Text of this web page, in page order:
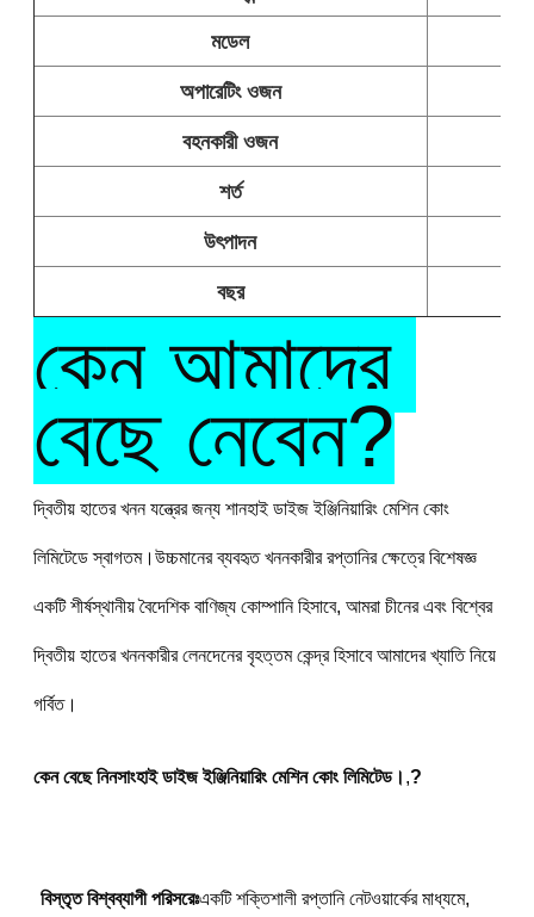
মডেল
অপারেটিং ওজন
বহনকারী ওজন
শর্ত
উৎপাদন
বছর
কেন আমাদের
বেছে নেবেন?
দ্বিতীয় হাতের খনন যন্ত্রের জন্য শানহাই ডাইজ ইঞ্জিনিয়ারিং মেশিন কোং
লিমিটেডে স্বাগতম।উচ্চমানের ব্যবহৃত খননকারীর রপ্তানির ক্ষেত্রে বিশেষজ্ঞ
একটি শীর্ষস্থানীয় বৈদেশিক বাণিজ্য কোম্পানি হিসাবে, আমরা চীনের এবং বিশ্বের
দ্বিতীয় হাতের খননকারীর লেনদেনের বৃহত্তম কেন্দ্র হিসাবে আমাদের খ্যাতি নিয়ে
গর্বিত।
কেন বেছে নিনসাংহাই ডাইজ ইঞ্জিনিয়ারিং মেশিন কোং লিমিটেড। ,?
বিস্তৃত বিশ্বব্যাপী পরিসরেঃএকটি শক্তিশালী রপ্তানি নেটওয়ার্কের মাধ্যমে,